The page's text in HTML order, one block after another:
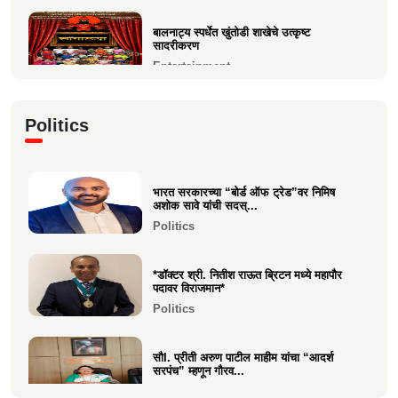
बालनाट्य स्पर्धेत खुंतोडी शाखेचे उत्कृष्ट
सादरीकरण
Entertainment
नीरज चुरी निर्मित“साबर बोंडं” – अनेक
आंतरराष्ट्रीय पुरस्कारा...
Entertainment
Politics
भारत सरकारच्या “बोर्ड ऑफ ट्रेड”वर निमिष
अशोक सावे यांची सदस्...
Politics
*डॉक्टर श्री. नितीश राऊत ब्रिटन मध्ये महापौर
पदावर विराजमान*
Politics
सौI. प्रीती अरुण पाटील माहीम यांचा “आदर्श
सरपंच” म्हणून गौरव...